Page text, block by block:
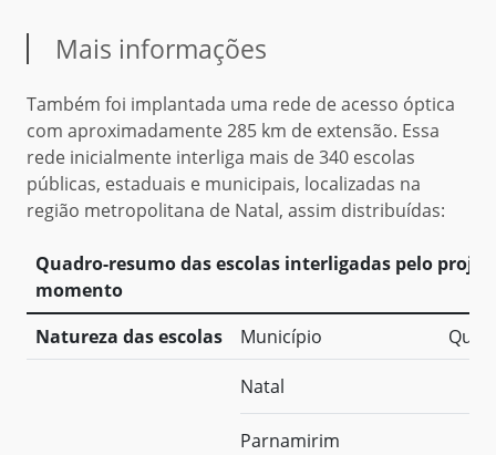
Mais informações
Também foi implantada uma rede de acesso óptica
com aproximadamente 285 km de extensão. Essa
rede inicialmente interliga mais de 340 escolas
públicas, estaduais e municipais, localizadas na
região metropolitana de Natal, assim distribuídas:
Quadro-resumo das escolas interligadas pelo
momento
Natureza das escolas
Município
Natal
Parnamirim